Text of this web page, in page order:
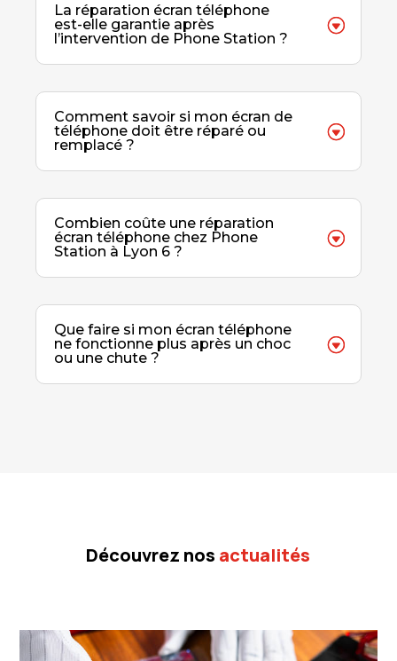
La réparation écran téléphone
est-elle garantie après
l’intervention de Phone Station ?
Comment savoir si mon écran de
téléphone doit être réparé ou
remplacé ?
Combien coûte une réparation
écran téléphone chez Phone
Station à Lyon 6 ?
Que faire si mon écran téléphone
ne fonctionne plus après un choc
ou une chute ?
Découvrez nos actualités